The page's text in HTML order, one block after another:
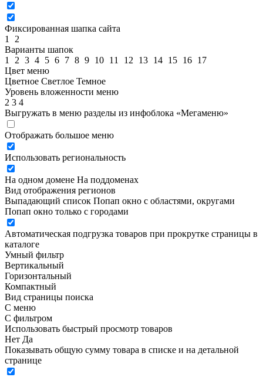
Фиксированная шапка сайта
1
2
Варианты шапок
1
2 3 4 5 6 7 8 9 10 11 12 13 14 15 16 17
Цвет меню
Цветное Светлое Темное
Уровень вложенности меню
2 3 4
Выгружать в меню разделы из инфоблока «Мегаменю»
Отображать большое меню
Использовать региональность
На одном домене На поддоменах
Вид отображения регионов
Выпадающий список Попап окно c областями, округами
Попап окно только с городами
Автоматическая подгрузка товаров при прокрутке страницы в
каталоге
Умный фильтр
Вертикальный
Горизонтальный
Компактный
Вид страницы поиска
С меню
С фильтром
Использовать быстрый просмотр товаров
Нет Да
Показывать общую сумму товара в списке и на детальной
странице